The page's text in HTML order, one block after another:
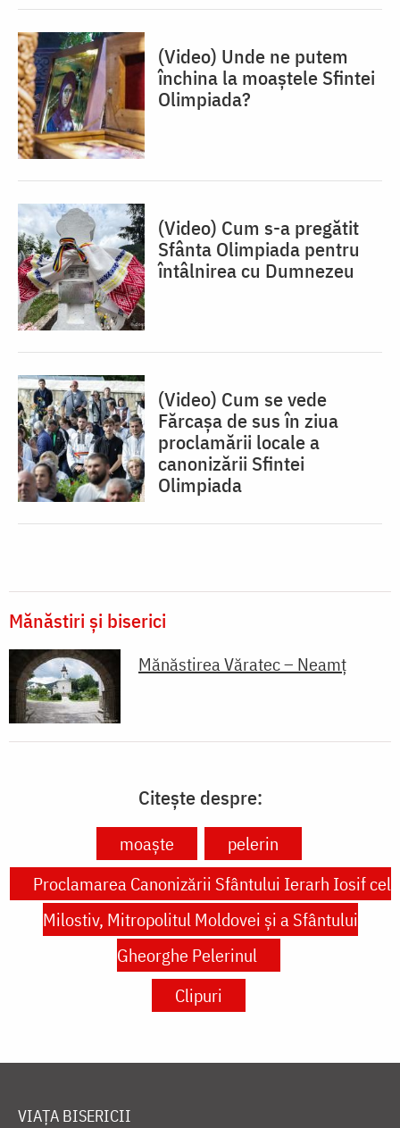
(Video) Unde ne putem
închina la moaștele Sfintei
Olimpiada?
(Video) Cum s-a pregătit
Sfânta Olimpiada pentru
întâlnirea cu Dumnezeu
(Video) Cum se vede
Fărcașa de sus în ziua
proclamării locale a
canonizării Sfintei
Olimpiada
Mănăstiri și biserici
Mănăstirea Văratec – Neamț
Citește despre:
moaște
pelerin
Proclamarea Canonizării Sfântului Ierarh Iosif cel
Milostiv, Mitropolitul Moldovei și a Sfântului
Gheorghe Pelerinul
Clipuri
VIAȚA BISERICII